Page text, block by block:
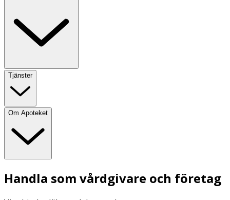
Tjänster
Om Apoteket
Handla som vårdgivare och företag